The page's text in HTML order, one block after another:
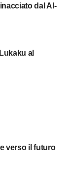
dal Al-
al
verso il futuro